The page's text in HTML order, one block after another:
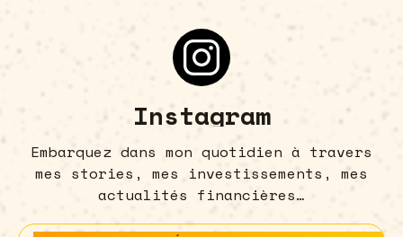
Instagram
Embarquez dans mon quotidien à travers
mes stories, mes investissements, mes
actualités financières…